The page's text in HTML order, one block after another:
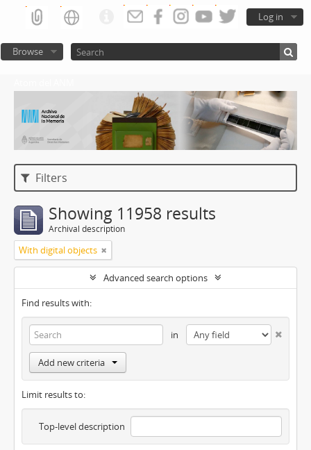
Log in
Browse
Filters
Showing 11958 results
Archival description
With digital objects
Advanced search options
Find results with:
in
Add new criteria
Limit results to:
Top-level description